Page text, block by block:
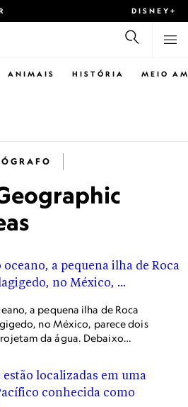
DISNEY+
ANIMAIS HISTÓRIA MEIO
a pequena ilha de Roca
no México, parece dois
da água. Debaixo
ponta-branca, peixes-creole
e ídolos-mouriscos.